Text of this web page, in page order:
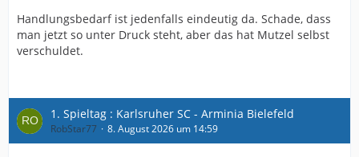
Handlungsbedarf ist jedenfalls eindeutig da. Schade, dass
man jetzt so unter Druck steht, aber das hat Mutzel selbst
verschuldet.
1. Spieltag : Karlsruher SC - Arminia Bielefeld
RobStar77 8. August 2026 um 14:59